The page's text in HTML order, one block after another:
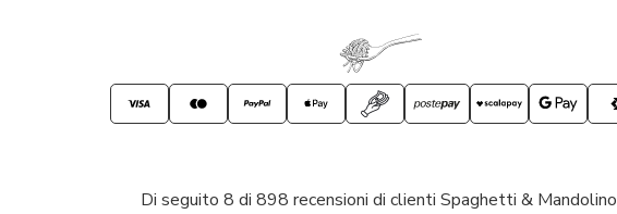
Di seguito 8 di 898 recensioni di clienti Spaghetti & Mandolino